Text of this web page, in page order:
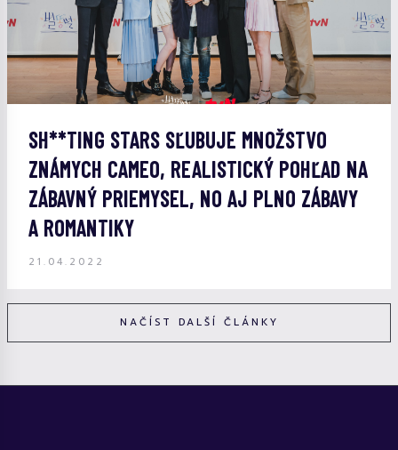
SH**TING STARS SĽUBUJE MNOŽSTVO
ZNÁMYCH CAMEO, REALISTICKÝ POHĽAD NA
ZÁBAVNÝ PRIEMYSEL, NO AJ PLNO ZÁBAVY
A ROMANTIKY
21.04.2022
NAČÍST DALŠÍ ČLÁNKY